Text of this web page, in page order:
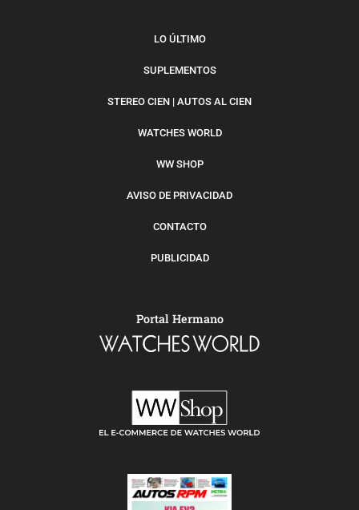
LO ÚLTIMO
SUPLEMENTOS
STEREO CIEN | AUTOS AL CIEN
WATCHES WORLD
WW SHOP
AVISO DE PRIVACIDAD
CONTACTO
PUBLICIDAD
Portal Hermano